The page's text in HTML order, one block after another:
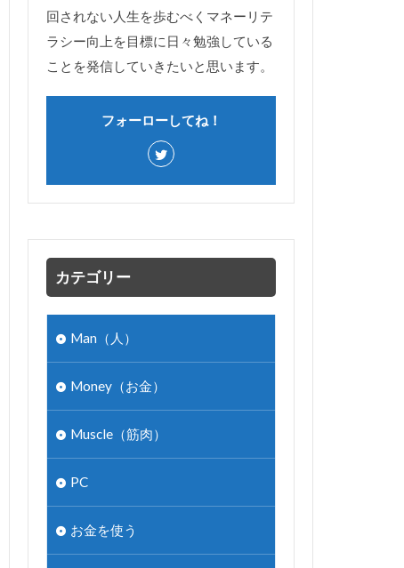
回されない人生を歩むべくマネーリテ
ラシー向上を目標に日々勉強している
ことを発信していきたいと思います。
フォーローしてね！
カテゴリー
Man（人）
Money（お金）
Muscle（筋肉）
PC
お金を使う